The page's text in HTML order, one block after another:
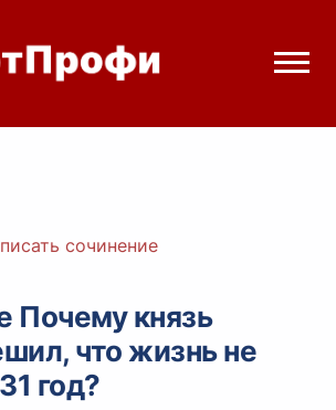
Telegram
сочинение
Почему князь
что жизнь не
год?